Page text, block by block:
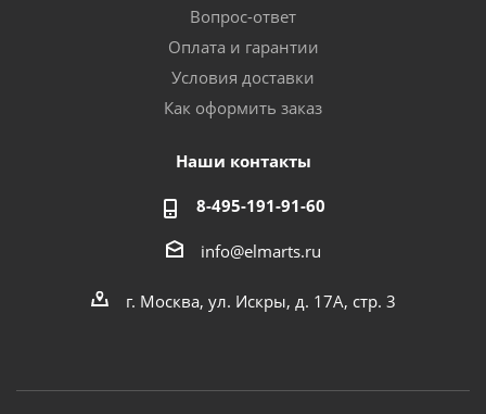
Вопрос-ответ
Оплата и гарантии
Условия доставки
Как оформить заказ
Наши контакты
8-495-191-91-60
info@elmarts.ru
г. Москва, ул. Искры, д. 17А, стр. 3